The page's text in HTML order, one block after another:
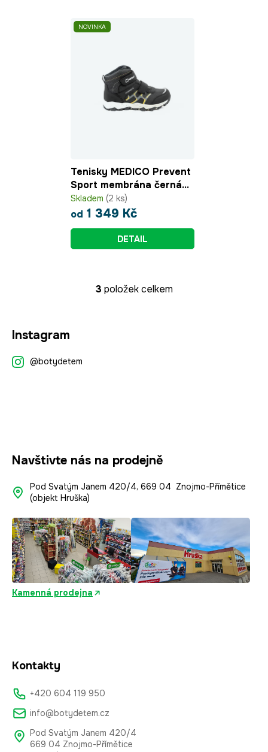
NOVINKA
Tenisky MEDICO Prevent
Sport membrána černá
ME-54503/4
Skladem (2 ks)
od 1 349 Kč
DETAIL
O
y
v
ý
p
s
u
3 položek celkem
Instagram
@botydetem
Navštivte nás na prodejně
Pod Svatým Janem 420/4, 669 04 Znojmo-Přímětice
(objekt Hruška)
Kamenná prodejna
Kontakty
+420 604 119 950
info@botydetem.cz
Pod Svatým Janem 420/4
669 04 Znojmo-Přímětice